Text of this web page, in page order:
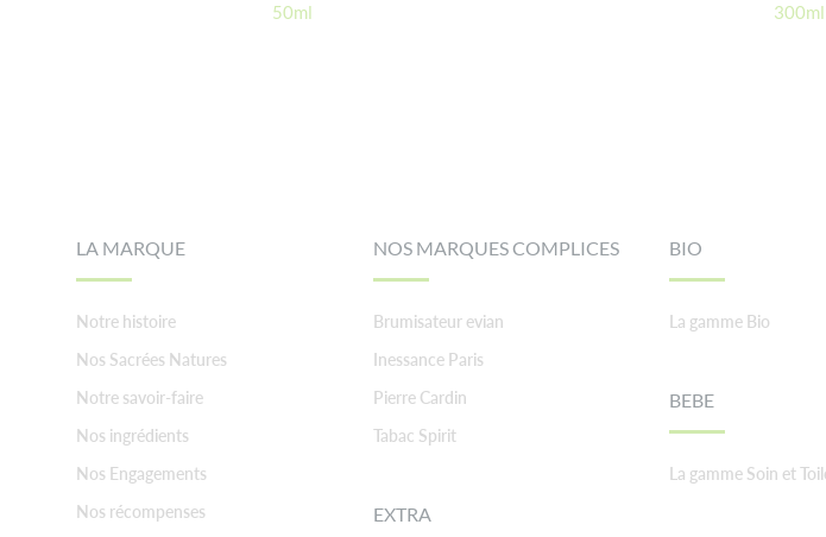
50ml 300ml
LA MARQUE
Notre histoire
Nos Sacrées Natures
Notre savoir-faire
Nos ingrédients
Nos Engagements
Nos récompenses
NOS MARQUES COMPLICES
Brumisateur evian
Inessance Paris
Pierre Cardin
Tabac Spirit
EXTRA
BIO
La gamme Bio
BEBE
La gamme Soin et